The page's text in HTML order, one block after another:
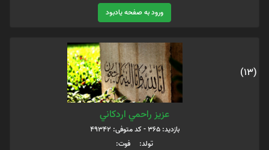
ورود به صفحه یادبود
(13)
عزيز راحمي اردكاني
بازدید: 365 - کد متوفی: 49342
تولد: فوت: